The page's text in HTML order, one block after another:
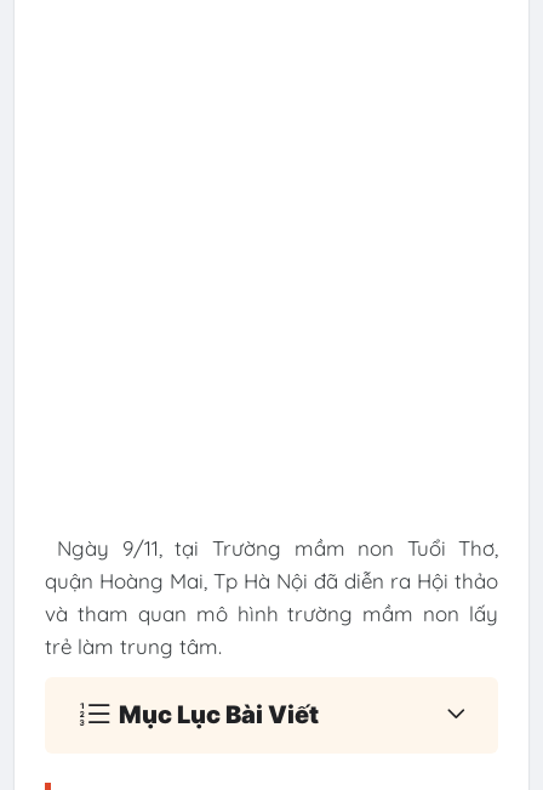
Ngày 9/11, tại Trường mầm non Tuổi Thơ,
quận Hoàng Mai, Tp Hà Nội đã diễn ra Hội thảo
và tham quan mô hình trường mầm non lấy
trẻ làm trung tâm.
Mục Lục Bài Viết